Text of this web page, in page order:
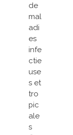
de
mal
adi
es
infe
ctie
use
s et
tro
pic
ale
s